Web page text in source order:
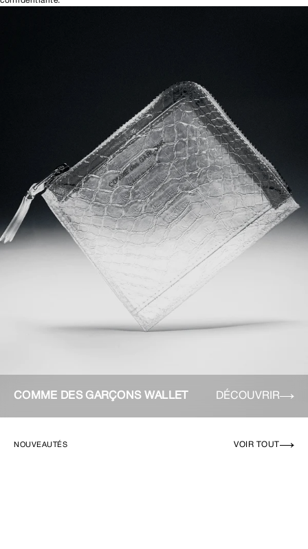
COMME DES GARÇONS WALLET DÉCOUVRIR
NOUVEAUTÉS VOIR TOUT